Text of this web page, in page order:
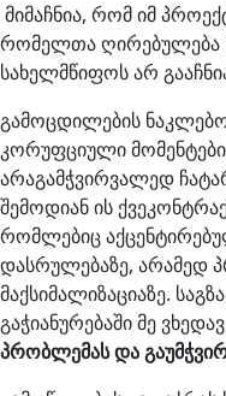
მიმაჩნია, რომ იმ
რომელთა ღირებულება
სახელმწიფოს არ
გამოცდილების
კორუფციული
არაგამჭვირვალედ
შემოდიან ის
რომლებიც
დასრულებაზე, არამედ
მაქსიმალიზაციაზე.
გაჭიანურებაში მე
პრობლემასდა